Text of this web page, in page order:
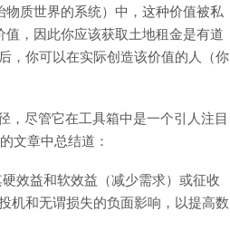
质世界的系统）中，这种价值被私
，因此你应该获取土地租金是有道
，你可以在实际创造该价值的人（你
，尽管它在工具箱中是一个引人注目
文章中总结道：
效益和软效益（减少需求）或征收
机和无谓损失的负面影响，以提高数